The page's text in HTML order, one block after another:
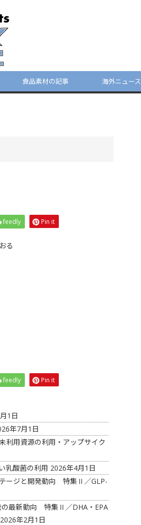
食品素材の記事 海外ニュース
feedly Pin it
る
feedly Pin it
1日
年7月1日
利用資源の利用・アップサイク
乳酸菌の利用 2026年4月1日
テージと開発動向 特集Ⅱ／GLP-
の最新動向 特集Ⅱ／DHA・EPA
2026年2月1日